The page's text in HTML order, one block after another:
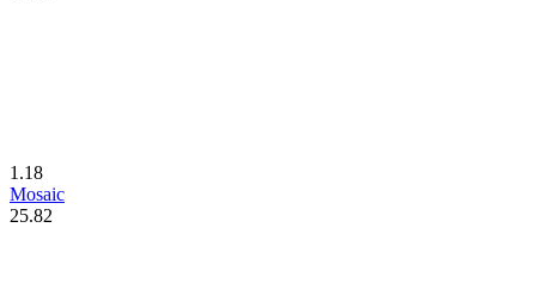
1.18
Mosaic
25.82